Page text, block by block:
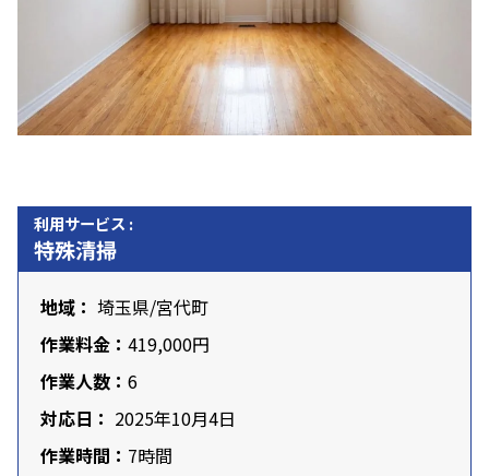
利用サービス :
特殊清掃
地域： 埼玉県/宮代町
作業料金： 419,000円
作業人数： 6
対応日： 2025年10月4日
作業時間： 7時間